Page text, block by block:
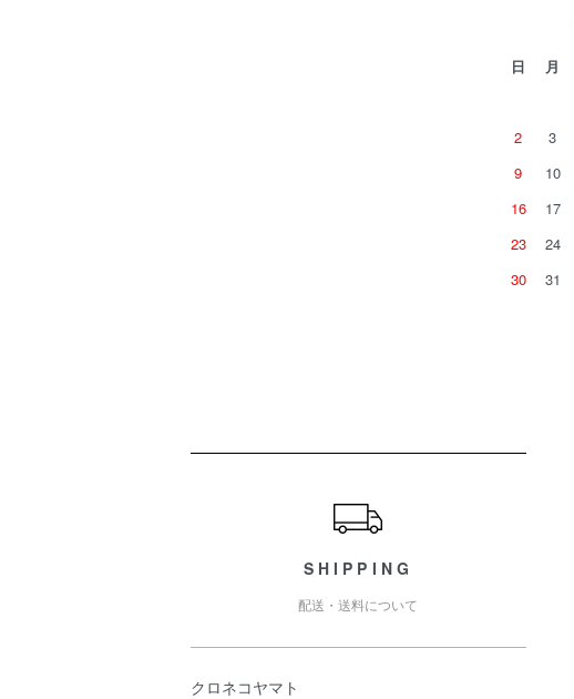
日 月
2
3
9
10
16
17
23
24
30
31
SHIPPING
配送・送料について
クロネコヤマト